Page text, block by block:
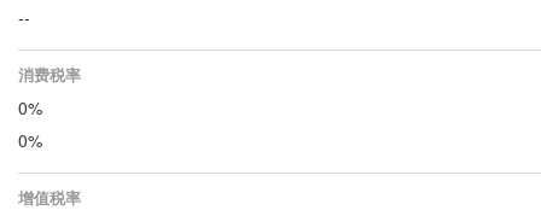
--
消费税率
0%
0%
增值税率